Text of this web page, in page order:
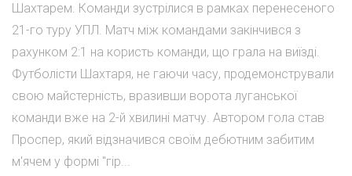
Шахтарем. Команди зустрілися в рамках перенесеного
21-го туру УПЛ. Матч між командами закінчився з
рахунком 2:1 на користь команди, що грала на виїзді.
Футболісти Шахтаря, не гаючи часу, продемонстрували
свою майстерність, вразивши ворота луганської
команди вже на 2-й хвилині матчу. Автором гола став
Проспер, який відзначився своїм дебютним забитим
м'ячем у формі "гір...